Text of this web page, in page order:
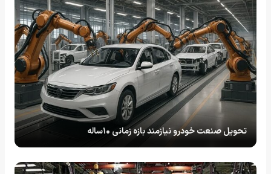
تحویل صنعت خودرو نیازمند بازه زمانی ۱۰ساله